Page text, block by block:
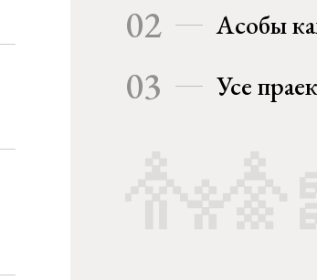
02 Асобы
03 Усе